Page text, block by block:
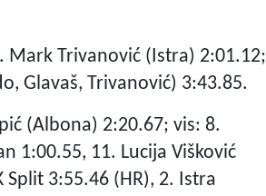
Trivanović (Istra) 2:01.12;
Glavaš, Trivanović) 3:43.85.
(Albona) 2:20.67; vis: 8.
1:00.55, 11. Lucija Višković
3:55.46 (HR), 2. Istra